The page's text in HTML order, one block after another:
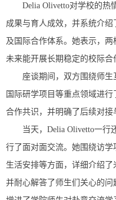
Delia Olivetto对学校的热
成果与育人成效，并系统介
及国际合作体系。她表示，
未来能开展长期稳定的校际合
座谈期间，双方围绕师生
国际研学项目等重点领域进
合作共识，并明确了后续对接
当天，Delia Olivetto一行
行了面对面交流。她围绕访
生活安排等方面，详细介绍了
并耐心解答了师生们关心的